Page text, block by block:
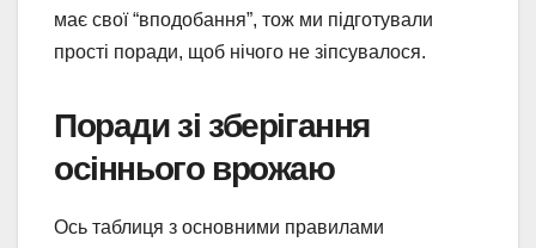
має свої “вподобання”, тож ми підготували
прості поради, щоб нічого не зіпсувалося.
Поради зі зберігання
осіннього врожаю
Ось таблиця з основними правилами